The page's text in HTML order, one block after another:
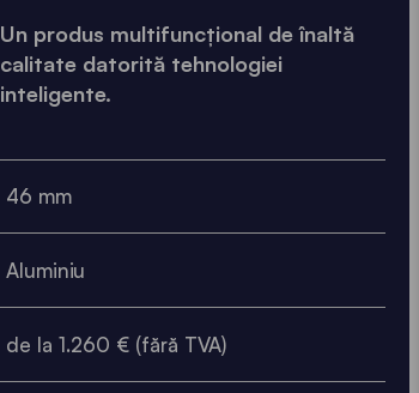
Un produs multifuncțional de înaltă
calitate datorită tehnologiei
inteligente.
46 mm
Aluminiu
de la 1.260 € (fără TVA)